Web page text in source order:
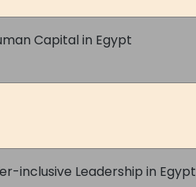
Capital in Egypt
inclusive Leadership in Egypt